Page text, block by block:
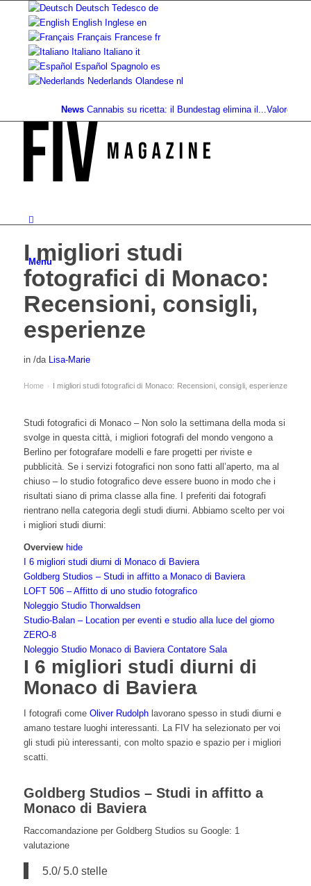
Deutsch Tedesco de
English Inglese en
Français Francese fr
Italiano Italiano it
Español Spagnolo es
Nederlands Olandese nl
News Cannabis su ricetta: il Bundestag elimina il...Valore
Menu
I migliori studi
fotografici di Monaco:
Recensioni, consigli,
esperienze
in /da Lisa-Marie
Home › I migliori studi fotografici di Monaco: Recensioni, consigli, esperienze
Studi fotografici di Monaco – Non solo la settimana della moda si
svolge in questa città, i migliori fotografi del mondo vengono a
Berlino per fotografare modelli e fare progetti per riviste e
pubblicità. Se i servizi fotografici non sono fatti all’aperto, ma al
chiuso – lo studio fotografico deve essere buono in modo che i
risultati siano di prima classe alla fine. I preferiti dai fotografi
rientrano nella categoria degli studi diurni. Abbiamo scelto per voi
i migliori studi diurni:
Overview hide
I 6 migliori studi diurni di Monaco di Baviera
Goldberg Studios – Studi in affitto a Monaco di Baviera
LOFT 506 – Affitto di uno studio fotografico
Noleggio Studio Thorwaldsen
Studio-Balan – Location per eventi e studio alla luce del giorno
ZERO-8
Noleggio Studio Monaco di Baviera Contatore Sala
I 6 migliori studi diurni di
Monaco di Baviera
I fotografi come Oliver Rudolphlavorano spesso in studi diurni e
amano testare luoghi interessanti. La FIV ha selezionato per voi
gli studi più interessanti, con molto spazio e spazio per i migliori
scatti.
Goldberg Studios – Studi in affitto a
Monaco di Baviera
Raccomandazione per Goldberg Studios su Google: 1
valutazione
5.0/ 5.0 stelle